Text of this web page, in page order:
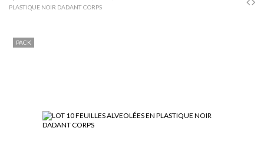
PLASTIQUE NOIR DADANT CORPS
PACK